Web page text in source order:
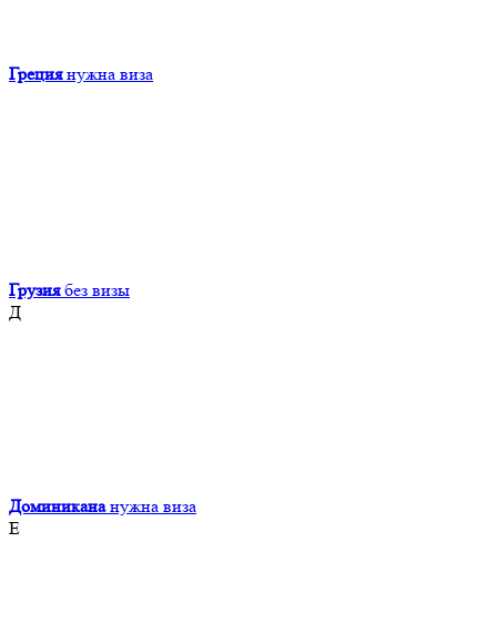
Греция нужна виза
Грузия без визы
Д
Доминикана нужна виза
Е